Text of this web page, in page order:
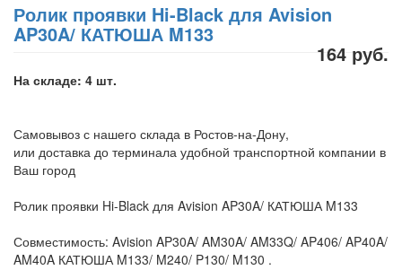
Ролик проявки Hi-Black для Avision
AP30A/ КАТЮША M133
164 руб.
На складе: 4 шт.
Самовывоз с нашего склада в Ростов-на-Дону,
или доставка до терминала удобной транспортной компании в
Ваш город
Ролик проявки Hi-Black для Avision AP30A/ КАТЮША M133
Совместимость: Avision AP30A/ AM30A/ AM33Q/ AP406/ AP40A/
AM40A КАТЮША M133/ M240/ P130/ M130 .